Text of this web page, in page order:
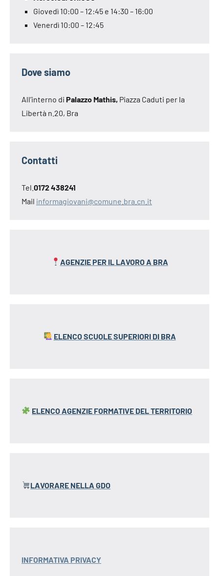
Giovedì 10:00 – 12:45 e 14:30 – 16:00
Venerdì 10:00 – 12:45
Dove siamo
All’interno di Palazzo Mathis, Piazza Caduti per la
Libertà n.20, Bra
Contatti
Tel. 0172 438241
Mail informagiovani@comune.bra.cn.it
AGENZIE PER IL LAVORO A BRA
ELENCO SCUOLE SUPERIORI DI BRA
ELENCO AGENZIE FORMATIVE DEL TERRITORIO
LAVORARE NELLA GDO
INFORMATIVA PRIVACY